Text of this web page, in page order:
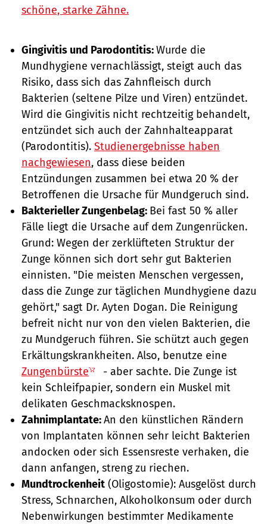
schöne, starke Zähne.
Gingivitis und Parodontitis:Wurde die
Mundhygiene vernachlässigt, steigt auch das
Risiko, dass sich das Zahnfleisch durch
Bakterien (seltene Pilze und Viren) entzündet.
Wird die Gingivitis nicht rechtzeitig behandelt,
entzündet sich auch der Zahnhalteapparat
(Parodontitis). Studienergebnisse haben
nachgewiesen, dass diese beiden
Entzündungen zusammen bei etwa 20 % der
Betroffenen die Ursache für Mundgeruch sind.
Bakterieller Zungenbelag: Bei fast 50 % aller
Fälle liegt die Ursache auf dem Zungenrücken.
Grund: Wegen der zerklüfteten Struktur der
Zunge können sich dort sehr gut Bakterien
einnisten. "Die meisten Menschen vergessen,
dass die Zunge zur täglichen Mundhygiene dazu
gehört," sagt Dr. Ayten Dogan. Die Reinigung
befreit nicht nur von den vielen Bakterien, die
zu Mundgeruch führen. Sie schützt auch gegen
Erkältungskrankheiten. Also, benutze eine
Zungenbürste
- aber sachte. Die Zunge ist
kein Schleifpapier, sondern ein Muskel mit
delikaten Geschmacksknospen.
Zahnimplantate:An den künstlichen Rändern
von Implantaten können sehr leicht Bakterien
andocken oder sich Essensreste verhaken, die
dann anfangen, streng zu riechen.
Mundtrockenheit (Oligostomie): Ausgelöst durch
Stress, Schnarchen, Alkoholkonsum oder durch
Nebenwirkungen bestimmter Medikamente